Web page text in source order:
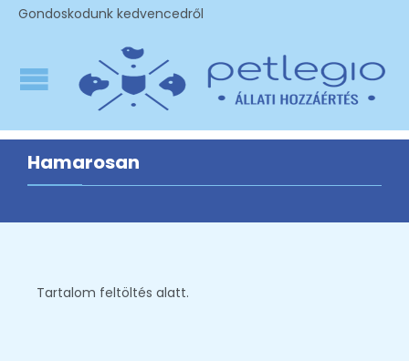
Gondoskodunk kedvencedről
Hamarosan
Tartalom feltöltés alatt.